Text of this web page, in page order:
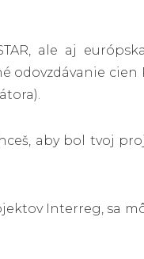
ale aj
cien
aby bol tvoj
Interreg, sa